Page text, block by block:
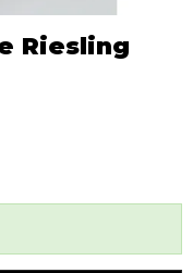
Riesling